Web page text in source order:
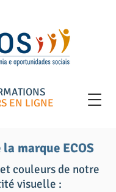
EN LIGNE
marque ECOS
couleurs de notre
visuelle :